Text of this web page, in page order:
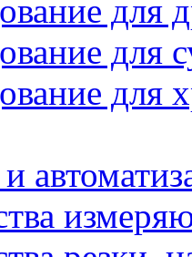
для
для
для